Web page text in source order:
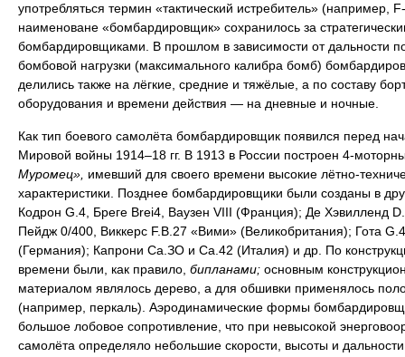
употребляться термин «тактический истребитель» (например,
наименоване «бомбардировщик» сохранилось за
бомбардировщиками. В прошлом в зависимости от дальности
бомбовой нагрузки (максимального калибра бомб)
делились также на лёгкие, средние и тяжёлые, а по составу
оборудования и времени действия — на дневные и ночные.
Как тип боевого самолёта бомбардировщик появился перед
Мировой войны 1914–18 гг. В 1913 в России построен 4-
Муромец», имевший для своего времени высокие лётно-
характеристики. Позднее бомбардировщики были созданы в
Кодрон G.4, Бреге Brei4, Ваузен VIII (Франция); Де Хэвилленд
Пейдж 0/400, Виккерс F.B.27 «Вими» (Великобритания); Гота
(Германия); Капрони Са.ЗО и Са.42 (Италия) и др. По
времени были, как правило, бипланами; основным
материалом являлось дерево, а для обшивки применялось
(например, перкаль). Аэродинамические формы
большое лобовое сопротивление, что при невысокой
самолёта определяло небольшие скорости, высоты и